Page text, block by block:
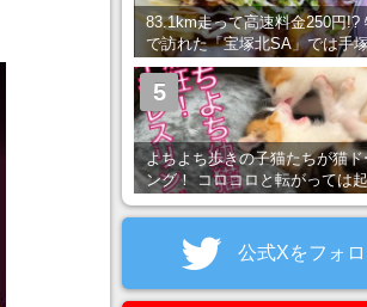
83.1km走って高速料金250円!?
で訪れた「宝塚北SA」では手
し＆関西グルメが楽しめる！
よちよち歩きの子猫たちが猫
ング！ コロコロと転がっては
5
公式Xをフォ